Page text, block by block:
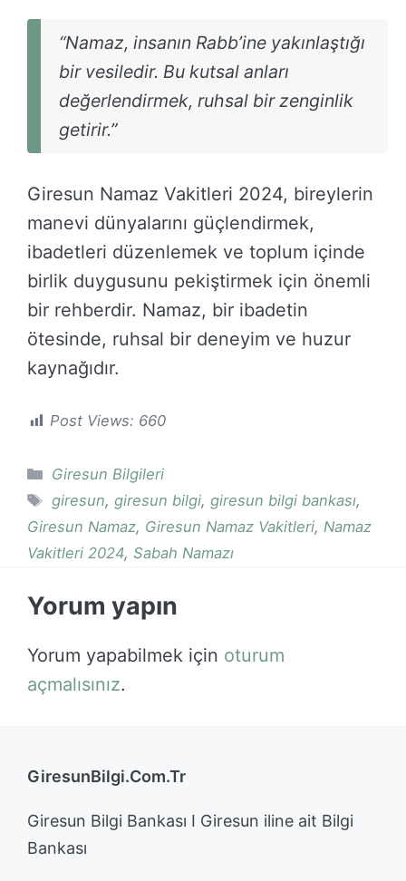
“Namaz, insanın Rabb’ine yakınlaştığı
bir vesiledir. Bu kutsal anları
değerlendirmek, ruhsal bir zenginlik
getirir.”
Giresun Namaz Vakitleri 2024, bireylerin
manevi dünyalarını güçlendirmek,
ibadetleri düzenlemek ve toplum içinde
birlik duygusunu pekiştirmek için önemli
bir rehberdir. Namaz, bir ibadetin
ötesinde, ruhsal bir deneyim ve huzur
kaynağıdır.
Post Views: 660
Kategoriler
Giresun Bilgileri
Etiketler
giresun, giresun bilgi, giresun bilgi bankası,
Giresun Namaz, Giresun Namaz Vakitleri, Namaz
Vakitleri 2024, Sabah Namazı
Yorum yapın
Yorum yapabilmek için oturum
açmalısınız.
GiresunBilgi.Com.Tr
Giresun Bilgi Bankası I Giresun iline ait Bilgi
Bankası